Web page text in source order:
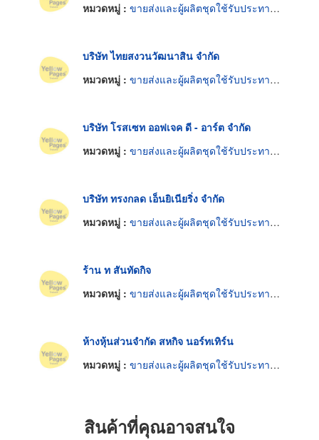
หมวดหมู่ : ขายส่งและผู้ผลิตชุดใช้รับประทานอาหารมีด ช้อน ส้อม
บริษัท ไทยสงวนวัฒนาสิน จำกัด
หมวดหมู่ : ขายส่งและผู้ผลิตชุดใช้รับประทานอาหารมีด ช้อน ส้อม
บริษัท โรสเซท ออฟเจค ดี - อาร์ต จำกัด
หมวดหมู่ : ขายส่งและผู้ผลิตชุดใช้รับประทานอาหารมีด ช้อน ส้อม
บริษัท ทรงกลด เอ็นยิเนียริ่ง จำกัด
หมวดหมู่ : ขายส่งและผู้ผลิตชุดใช้รับประทานอาหารมีด ช้อน ส้อม
ร้าน ท สันทัดกิจ
หมวดหมู่ : ขายส่งและผู้ผลิตชุดใช้รับประทานอาหารมีด ช้อน ส้อม
ห้างหุ้นส่วนจำกัด สหกิจ นอร์ทเทิร์น
หมวดหมู่ : ขายส่งและผู้ผลิตชุดใช้รับประทานอาหารมีด ช้อน ส้อม
สินค้าที่คุณอาจสนใจ